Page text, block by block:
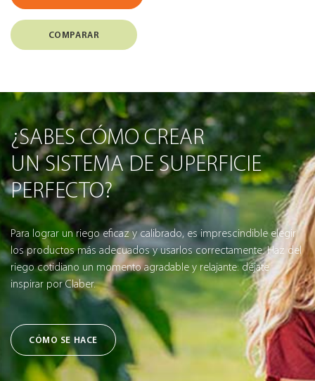
COMPARAR
¿SABES CÓMO CREAR
UN SISTEMA DE SUPERFICIE
PERFECTO?
Para lograr un riego eficaz y calibrado, es imprescindible elegir
los productos más adecuados y usarlos correctamente. Haz del
riego cotidiano un momento agradable y relajante: déjate
inspirar por Claber.
CÓMO SE HACE